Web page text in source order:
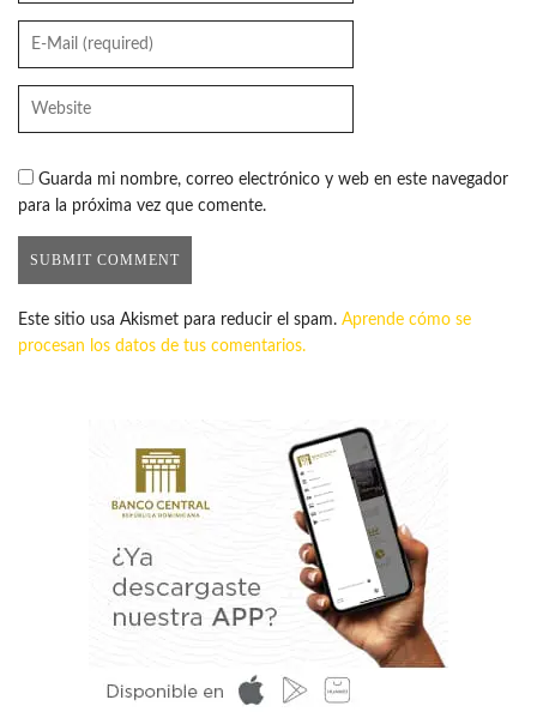
Guarda mi nombre, correo electrónico y web en este navegador
para la próxima vez que comente.
Este sitio usa Akismet para reducir el spam. Aprende cómo se
procesan los datos de tus comentarios.